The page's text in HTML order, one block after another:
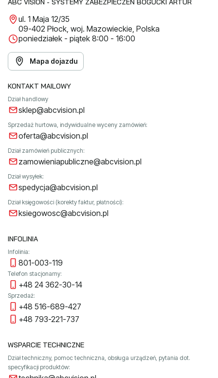
ABC VISION - SYSTEMY ZABEZPIECZEŃ BOGUCKI ARTUR
ul. 1 Maja 12/35
09-402 Płock, woj. Mazowieckie, Polska
poniedziałek - piątek 8:00 - 16:00
Mapa dojazdu
KONTAKT MAILOWY
Dział handlowy
sklep@abcvision.pl
Sprzedaż hurtowa, indywidualne wyceny zamówień:
oferta@abcvision.pl
Dział zamówień publicznych:
zamowieniapubliczne@abcvision.pl
Dział wysyłek:
spedycja@abcvision.pl
Dział księgowości (korekty faktur, płatności):
ksiegowosc@abcvision.pl
INFOLINIA
Infolinia:
801-003-119
Telefon stacjonarny:
+48 24 362-30-14
Sprzedaż:
+48 516-689-427
+48 793-221-737
WSPARCIE TECHNICZNE
Dział techniczny, pomoc techniczna, obsługa urządzeń, pytania dot.
specyfikacji produktów: